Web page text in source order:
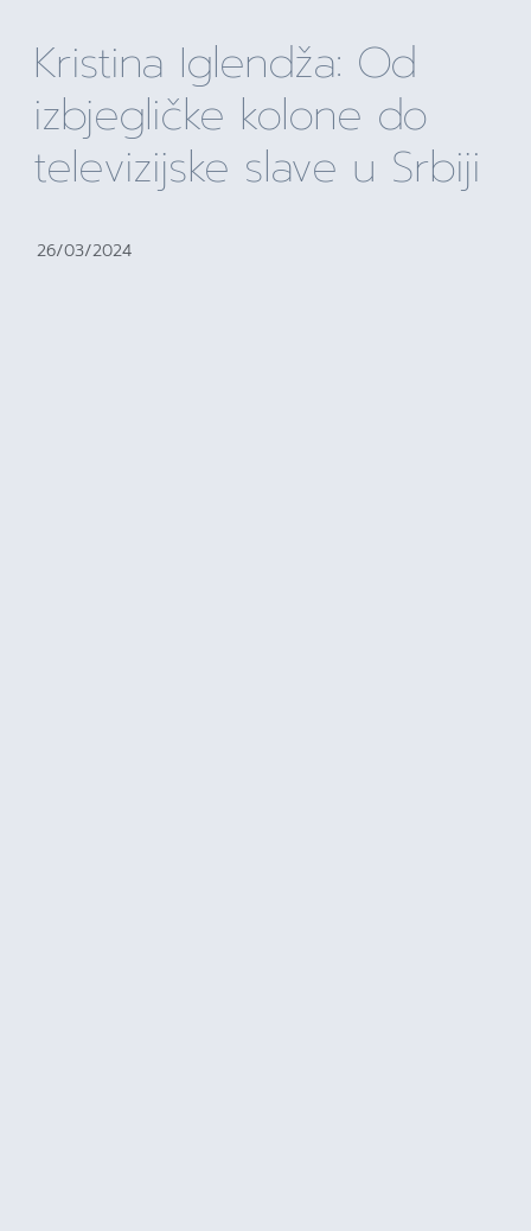
Kristina Iglendža: Od
izbjegličke kolone do
televizijske slave u Srbiji
26/03/2024